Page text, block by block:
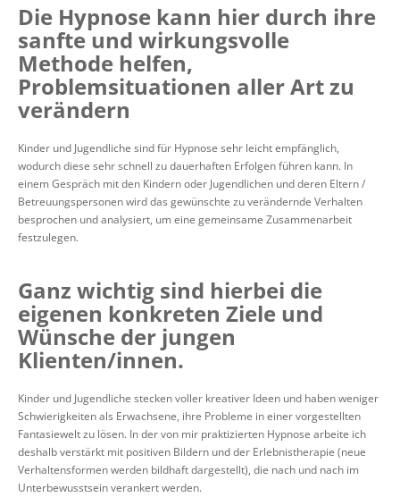
Die Hypnose kann hier durch ihre
sanfte und wirkungsvolle
Methode helfen,
Problemsituationen aller Art zu
verändern
Kinder und Jugendliche sind für Hypnose sehr leicht empfänglich,
wodurch diese sehr schnell zu dauerhaften Erfolgen führen kann. In
einem Gespräch mit den Kindern oder Jugendlichen und deren Eltern /
Betreuungspersonen wird das gewünschte zu verändernde Verhalten
besprochen und analysiert, um eine gemeinsame Zusammenarbeit
festzulegen.
Ganz wichtig sind hierbei die
eigenen konkreten Ziele und
Wünsche der jungen
Klienten/innen.
Kinder und Jugendliche stecken voller kreativer Ideen und haben weniger
Schwierigkeiten als Erwachsene, ihre Probleme in einer vorgestellten
Fantasiewelt zu lösen. In der von mir praktizierten Hypnose arbeite ich
deshalb verstärkt mit positiven Bildern und der Erlebnistherapie (neue
Verhaltensformen werden bildhaft dargestellt), die nach und nach im
Unterbewusstsein verankert werden.